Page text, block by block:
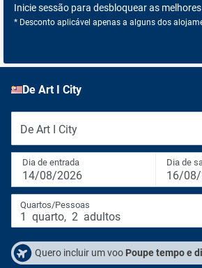
Inicie sessão para desbloquear as
* Desconto aplicável apenas a alguns dos
De Art I City
De Art I City
Dia de entrada
14/08/2026
Dia de
16/
Quartos/Pessoas
1 quarto, 2 adultos
Quero incluir um voo Poupe tempo e